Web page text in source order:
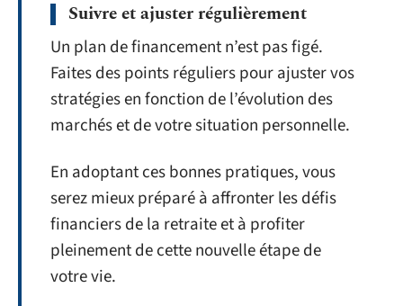
Suivre et ajuster régulièrement
Un plan de financement n’est pas figé.
Faites des points réguliers pour ajuster vos
stratégies en fonction de l’évolution des
marchés et de votre situation personnelle.
En adoptant ces bonnes pratiques, vous
serez mieux préparé à affronter les défis
financiers de la retraite et à profiter
pleinement de cette nouvelle étape de
votre vie.